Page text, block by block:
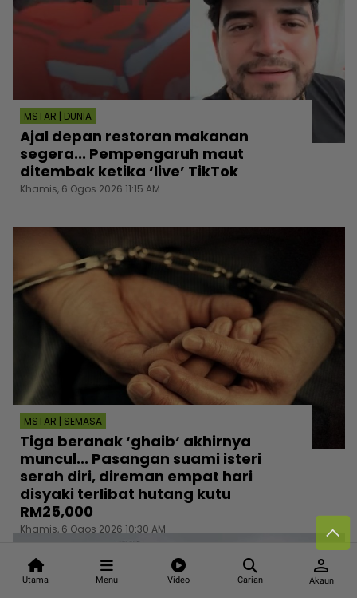
Utama Menu Video Carian
person
Akaun
MSTAR | DUNIA
Ajal depan restoran makanan
segera... Pempengaruh maut
ditembak ketika ‘live’ TikTok
Khamis, 6 Ogos 2026 11:15 AM
MSTAR | SEMASA
Tiga beranak ‘ghaib‘ akhirnya
muncul... Pasangan suami isteri
serah diri, direman empat hari
disyaki terlibat hutang kutu
RM25,000
Khamis, 6 Ogos 2026 10:30 AM